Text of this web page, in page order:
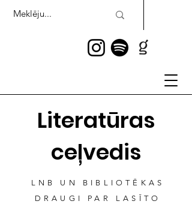
Literatūras
ceļvedis
LNB UN BIBLIOTĒKAS
DRAUGI PAR LASĪTO